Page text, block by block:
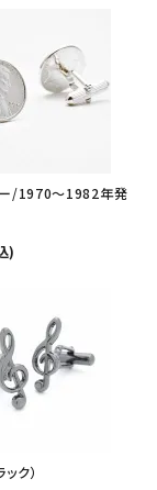
ー/1970～1982年発
)
ク）